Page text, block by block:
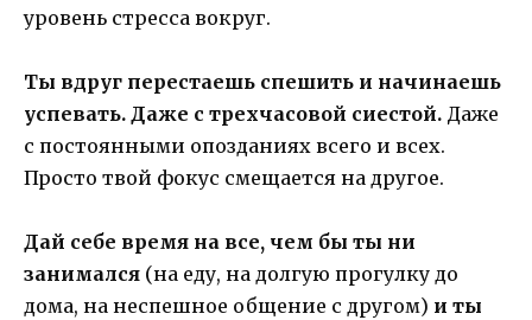
уровень стресса вокруг.
Ты вдруг перестаешь спешить и начинаешь
успевать. Даже с трехчасовой сиестой. Даже
с постоянными опозданиях всего и всех.
Просто твой фокус смещается на другое.
Дай себе время на все, чем бы ты ни
занимался (на еду, на долгую прогулку до
дома, на неспешное общение с другом) и ты